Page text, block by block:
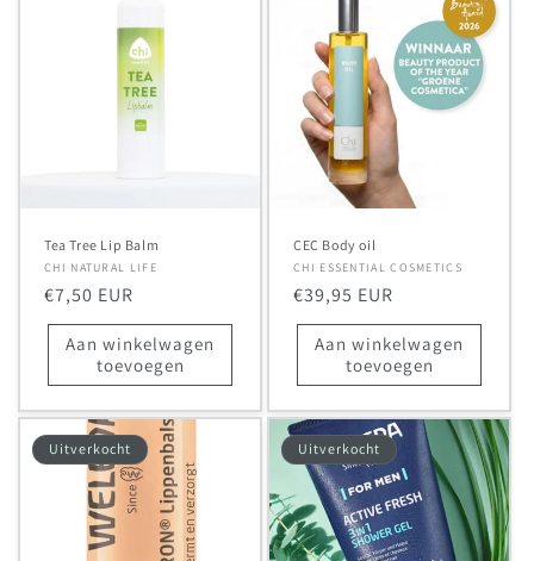
Tea Tree Lip Balm
Verkoper:
CHI NATURAL LIFE
Normale
prijs
€7,50 EUR
Aan winkelwagen
toevoegen
CEC Body oil
Verkoper:
CHI ESSENTIAL COSMETICS
Normale
prijs
€39,95 EUR
Aan winkelwagen
toevoegen
Uitverkocht Uitverkocht